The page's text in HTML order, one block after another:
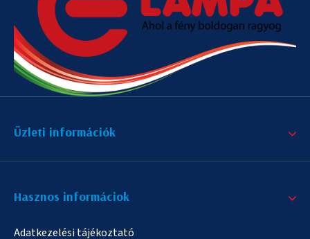
Üzleti információk
Hasznos informáciok
Adatkezelési tájékoztató